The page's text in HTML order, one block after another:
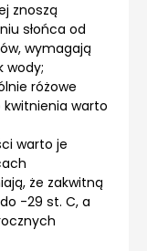
znoszą
słońca od
wymagają
wody;
różowe
warto
warto je
że zakwitną
-29 st. C, a